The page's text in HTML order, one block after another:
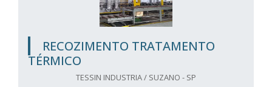
RECOZIMENTO TRATAMENTO
TÉRMICO
TESSIN INDUSTRIA / SUZANO - SP